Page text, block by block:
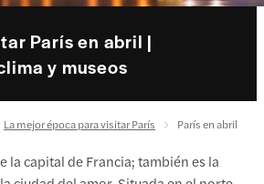
París en abril |
y museos
La mejor época para visitar París París en abril
la capital de Francia; también es la